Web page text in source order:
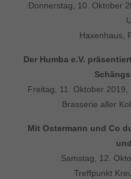
Donnerstag, 10. Oktober
Haxenhaus,
Der Humba e.V.
Freitag, 11. Oktober
Brasserie aller
Mit Ostermann und Co
Samstag, 12.
Treffpunkt